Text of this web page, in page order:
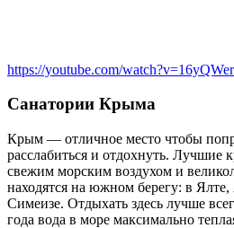
https://youtube.com/
Санатории Крыма
Крым — отличное место чтобы
расслабиться и отдохнуть. Лучшие
свежим морским воздухом и
находятся на южном берегу: в
Симеизе. Отдыхать здесь лучше
года вода в море максимально